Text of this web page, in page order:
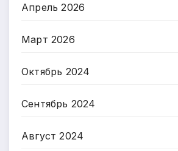
Апрель 2026
Март 2026
Октябрь 2024
Сентябрь 2024
Август 2024